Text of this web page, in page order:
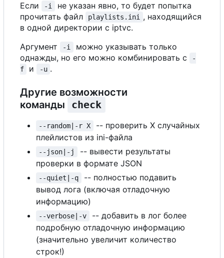
Если -i
не указан явно, то будет попытка
прочитать файл
playlists.ini
, находящийся
в одной директории с iptvc.
Аргумент
-i
можно указывать только
однажды, но его можно комбинировать с
-
f
и -u .
Другие возможности
команды
check
--random|-r X
-- проверить X случайных
плейлистов из ini-файла
--json|-j
-- вывести результаты
проверки в формате JSON
--quiet|-q
-- полностью подавить
вывод лога (включая отладочную
информацию)
--verbose|-v
-- добавить в лог более
подробную отладочную информацию
(значительно увеличит количество
строк!)